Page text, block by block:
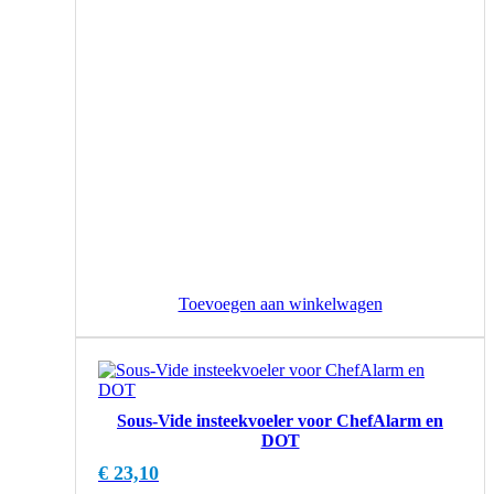
Toevoegen aan winkelwagen
Sous-Vide insteekvoeler voor ChefAlarm en
DOT
€ 23,10